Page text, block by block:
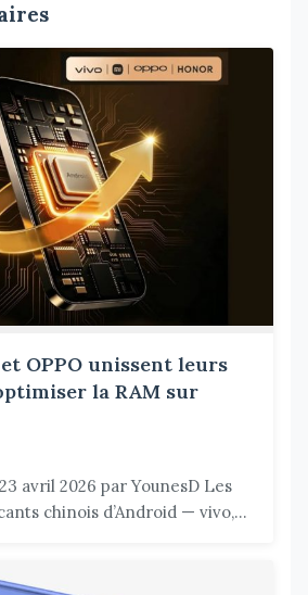
OPPO unissent leurs
la RAM sur
avril 2026 par YounesD Les
chinois d’Android — vivo,...